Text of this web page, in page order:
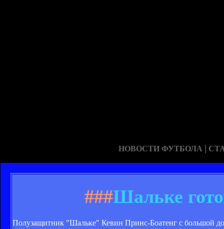
НОВОСТИ ФУТБОЛА |
###Шальке
Полузащитник "Шальке" Кевин Принс-Боатенг с большой